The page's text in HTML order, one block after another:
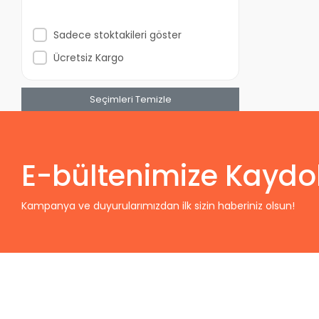
Sadece stoktakileri göster
Ücretsiz Kargo
Seçimleri Temizle
E-bültenimize
Kampanya ve duyurularımızdan ilk sizin haberiniz olsun!